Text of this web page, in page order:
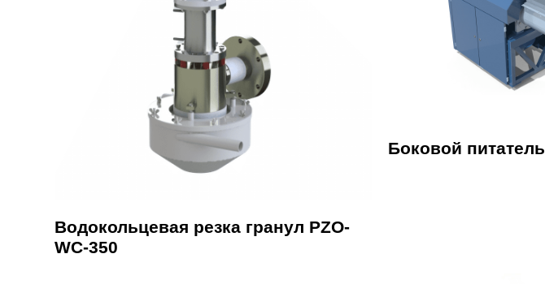
Водокольцевая резка гранул PZO-
WC-350
Боковой питатель